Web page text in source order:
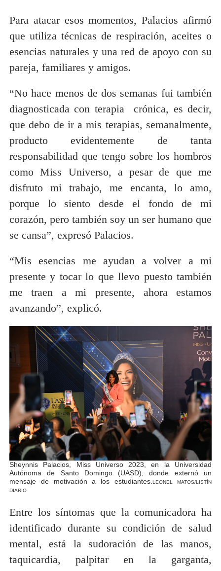
Para atacar esos momentos, Palacios afirmó
que utiliza técnicas de respiración, aceites o
esencias naturales y una red de apoyo con su
pareja, familiares y amigos.
“No hace menos de dos semanas fui también
diagnosticada con terapia crónica, es decir,
que debo de ir a mis terapias, semanalmente,
producto evidentemente de tanta
responsabilidad que tengo sobre los hombros
como Miss Universo, a pesar de que me
disfruto mi trabajo, me encanta, lo amo,
porque lo siento desde el fondo de mi
corazón, pero también soy un ser humano que
se cansa”, expresó Palacios.
“Mis esencias me ayudan a volver a mi
presente y tocar lo que llevo puesto también
me traen a mi presente, ahora estamos
avanzando”, explicó.
Sheynnis Palacios, Miss Universo 2023, en la Universidad
Autónoma de Santo Domingo (UASD), donde externó un
mensaje de motivación a los estudiantes.LEONEL MATOS/LISTÍN
DIARIO
Entre los síntomas que la comunicadora ha
identificado durante su condición de salud
mental, está la sudoración de las manos,
taquicardia, palpitar en la garganta,